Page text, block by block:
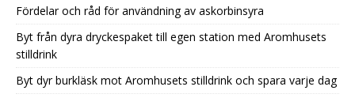
Fördelar och råd för användning av askorbinsyra
Byt från dyra dryckespaket till egen station med Aromhusets
stilldrink
Byt dyr burkläsk mot Aromhusets stilldrink och spara varje dag